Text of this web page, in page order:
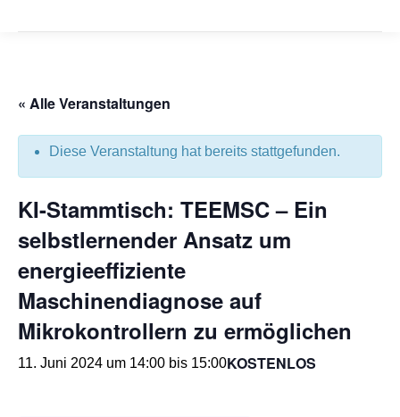
« Alle Veranstaltungen
Diese Veranstaltung hat bereits stattgefunden.
KI-Stammtisch: TEEMSC – Ein
selbstlernender Ansatz um
energieeffiziente
Maschinendiagnose auf
Mikrokontrollern zu ermöglichen
11. Juni 2024 um 14:00 bis 15:00KOSTENLOS